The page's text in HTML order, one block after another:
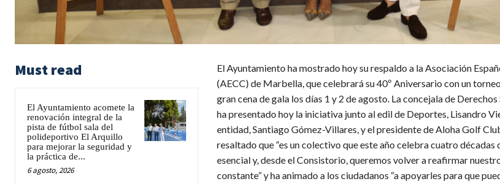
Must read
El Ayuntamiento acomete la
renovación integral de la
pista de fútbol sala del
polideportivo El Arquillo
para mejorar la seguridad y
la práctica de...
6 agosto, 2026
El Ayuntamiento ha mostrado hoy su respaldo a la Asociación
(AECC) de Marbella, que celebrará su 40º Aniversario con un
gran cena de gala los días 1 y 2 de agosto. La concejala de
ha presentado hoy la iniciativa junto al edil de Deportes, Lisandro
entidad, Santiago Gómez-Villares, y el presidente de Aloha Golf
resaltado que “es un colectivo que este año celebra cuatro
esencial y, desde el Consistorio, queremos volver a reafirmar
constante” y ha animado a los ciudadanos “a apoyarles para que